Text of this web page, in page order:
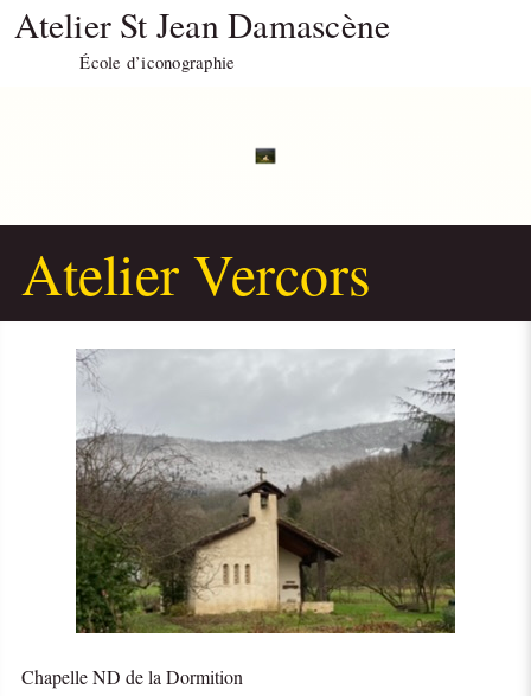
Atelier St Jean Damascène
École d’iconographie
Atelier Vercors
Chapelle ND de la Dormition